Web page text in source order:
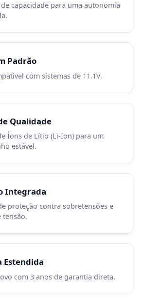
capacidade para uma autonomia
Padrão
com sistemas de 11.1V.
Qualidade
Íons de Lítio (Li-Ion) para um
estável.
Integrada
proteção contra sobretensões e
tensão.
Estendida
com 3 anos de garantia direta.